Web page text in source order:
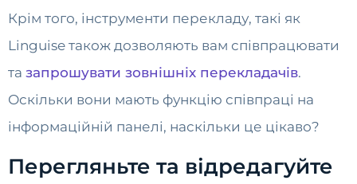
Крім того, інструменти перекладу, такі як
Linguise також дозволяють вам співпрацювати
та запрошувати зовнішніх перекладачів.
Оскільки вони мають функцію співпраці на
інформаційній панелі, наскільки це цікаво?
Перегляньте та відредагуйте